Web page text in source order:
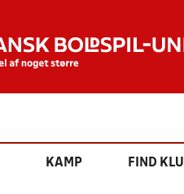
KAMP FIND